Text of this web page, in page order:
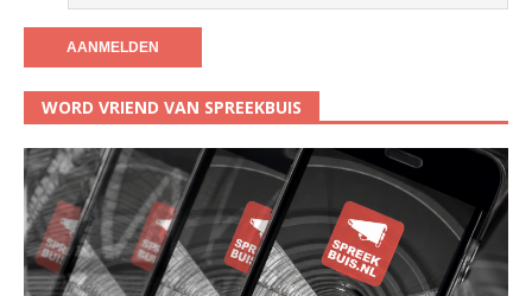
WORD VRIEND VAN SPREEKBUIS